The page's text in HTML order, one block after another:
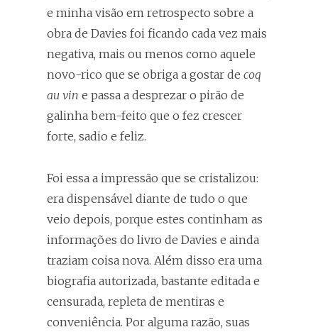
e minha visão em retrospecto sobre a
obra de Davies foi ficando cada vez mais
negativa, mais ou menos como aquele
novo-rico que se obriga a gostar de coq
au vin e passa a desprezar o pirão de
galinha bem-feito que o fez crescer
forte, sadio e feliz.
Foi essa a impressão que se cristalizou:
era dispensável diante de tudo o que
veio depois, porque estes continham as
informações do livro de Davies e ainda
traziam coisa nova. Além disso era uma
biografia autorizada, bastante editada e
censurada, repleta de mentiras e
conveniência. Por alguma razão, suas